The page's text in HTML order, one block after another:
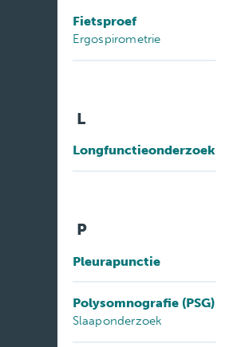
Fietsproef
Ergospirometrie
L
Longfunctieonderzoek
P
Pleurapunctie
Polysomnografie (PSG)
Slaaponderzoek